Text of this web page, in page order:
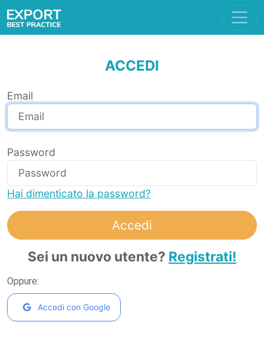
ACCEDI
Email
Password
Hai dimenticato la password?
Accedi
Sei un nuovo utente? Registrati!
Oppure:
Accedi con Google